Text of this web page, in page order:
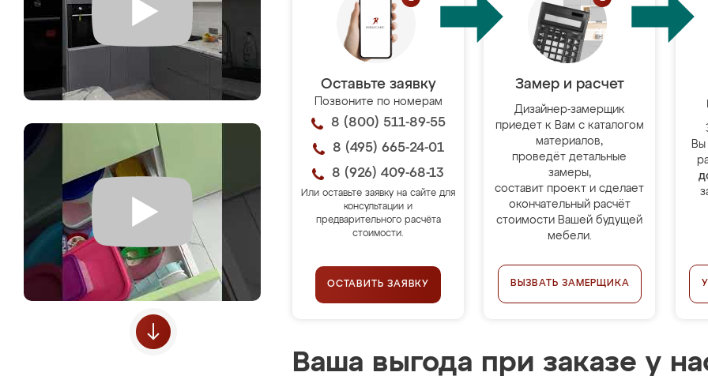
Оставьте заявку
Позвоните по номерам
8 (800) 511-89-55
8 (495) 665-24-01
8 (926) 409-68-13
Или оставьте заявку на сайте для
консультации и
предварительного расчёта
стоимости.
ОСТАВИТЬ ЗАЯВКУ
Замер и расчет
Дизайнер-замерщик
приедет к Вам с каталогом
материалов,
проведёт детальные
замеры,
составит проект и сделает
окончательный расчёт
стоимости Вашей будущей
мебели.
ВЫЗВАТЬ ЗАМЕРЩИКА
Вы
Ваша выгода при заказе у